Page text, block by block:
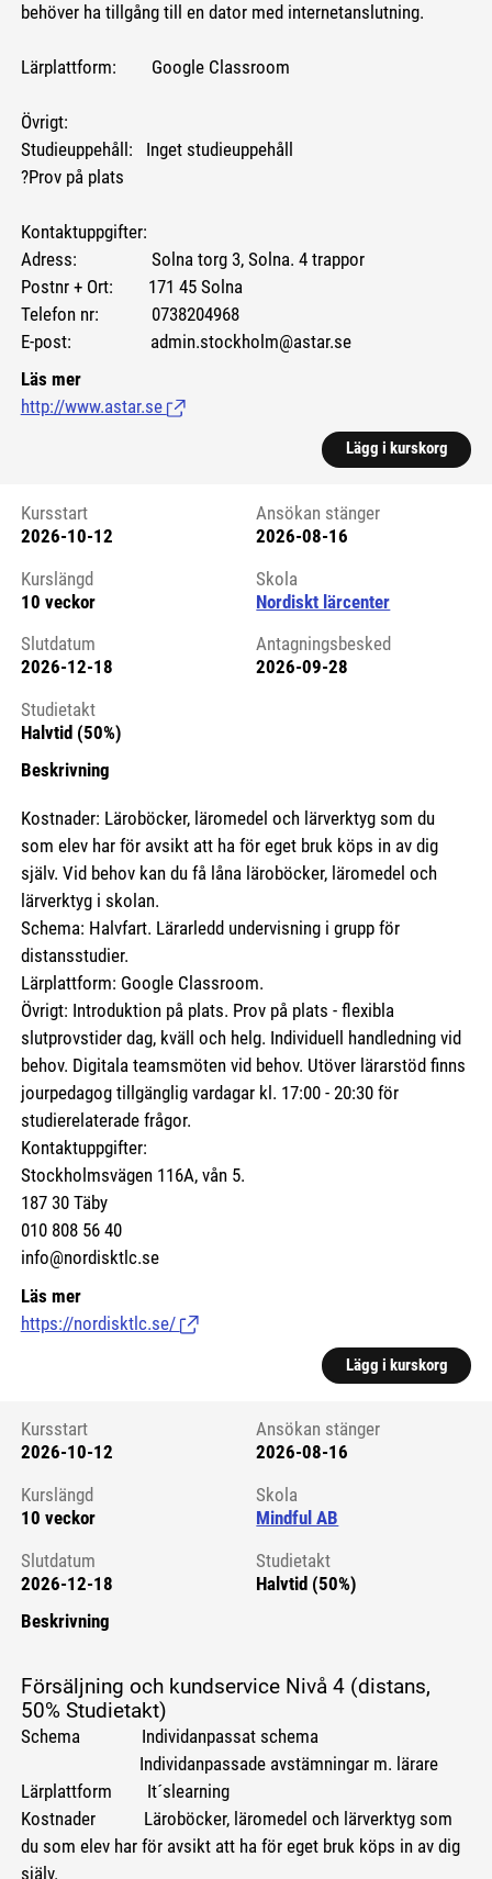
behöver ha tillgång till en dator med internetanslutning.
Lärplattform: Google Classroom
Övrigt:
Studieuppehåll: Inget studieuppehåll
?Prov på plats
Kontaktuppgifter:
Adress: Solna torg 3, Solna. 4 trappor
Postnr + Ort: 171 45 Solna
Telefon nr: 0738204968
E-post: admin.stockholm@astar.se
Läs mer
http://www.astar.se (Länk till extern sida.)
Lägg i kurskorg
Kursstart 6249883
Kursstart
2026-10-12
Ansökan stänger
2026-08-16
Kurslängd
10 veckor
Skola
Nordiskt lärcenter
Slutdatum
2026-12-18
Antagningsbesked
2026-09-28
Studietakt
Halvtid (50%)
Beskrivning
Kostnader: Läroböcker, läromedel och lärverktyg som du
som elev har för avsikt att ha för eget bruk köps in av dig
själv. Vid behov kan du få låna läroböcker, läromedel och
lärverktyg i skolan.
Schema: Halvfart. Lärarledd undervisning i grupp för
distansstudier.
Lärplattform: Google Classroom.
Övrigt: Introduktion på plats. Prov på plats - flexibla
slutprovstider dag, kväll och helg. Individuell handledning vid
behov. Digitala teamsmöten vid behov. Utöver lärarstöd finns
jourpedagog tillgänglig vardagar kl. 17:00 - 20:30 för
studierelaterade frågor.
Kontaktuppgifter:
Stockholmsvägen 116A, vån 5.
187 30 Täby
010 808 56 40
info@nordisktlc.se
Läs mer
https://nordisktlc.se/ (Länk till extern sida.)
Lägg i kurskorg
Kursstart 6212316
Kursstart
2026-10-12
Ansökan stänger
2026-08-16
Kurslängd
10 veckor
Skola
Mindful AB
Slutdatum
2026-12-18
Studietakt
Halvtid (50%)
Beskrivning
Försäljning och kundservice Nivå 4 (distans,
50% Studietakt)
Schema Individanpassat schema
Individanpassade avstämningar m. lärare
Lärplattform It´slearning
Kostnader Läroböcker, läromedel och lärverktyg som
du som elev har för avsikt att ha för eget bruk köps in av dig
själv.